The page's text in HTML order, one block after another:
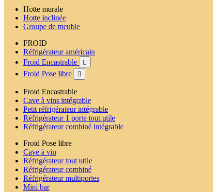
Hotte murale
Hotte inclinée
Groupe de meuble
FROID
Réfrigérateur américain
Froid Encastrable

Froid Pose libre 
Froid Encastrable
Cave à vins intégrable
Petit réfrigérateur intégrable
Réfrigérateur 1 porte tout utile
Réfrigérateur combiné intégrable
Froid Pose libre
Cave à vin
Réfrigérateur tout utile
Réfrigérateur combiné
Réfrigérateur multiportes
Mini bar